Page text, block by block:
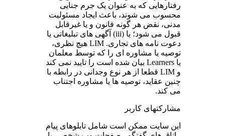
رفتارهایی که به عنوان یک جرم جنایی
محسوب می شوند، باعث ایجاد مسئولیت
مدنی، نقض هر گونه قانون و یا غیرقابل
قبول می شود؛ یا (iii) آگهی های تبلیغاتی یا
دعوت نامه های تجاری. LIM هیچ نظری،
توصیه یا مشاوره ای را که توسط معلمان
یا Learners بیان شده است را تایید نمی کند
و LIM قطعا از هر نوع وجدانی در رابطه با
چنین عقاید، توصیه ها یا مشاوره اجتناب
می کند.
مشارکتهای کاربر
این سایت ممکن است شامل تابلوهای پیام